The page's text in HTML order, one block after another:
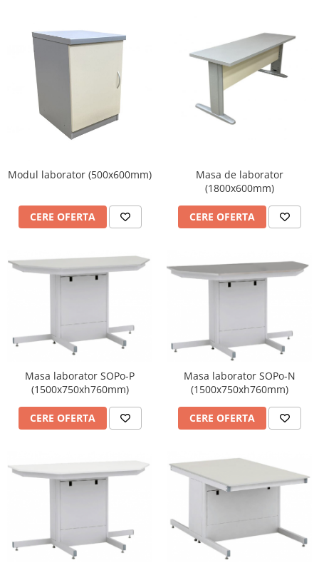
Modul laborator (500x600mm)
CERE OFERTA
Masa de laborator
(1800x600mm)
CERE OFERTA
Masa laborator SOPo-P
(1500x750xh760mm)
CERE OFERTA
Masa laborator SOPo-N
(1500x750xh760mm)
CERE OFERTA